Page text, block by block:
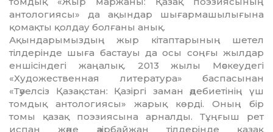
антологиясы» да ақындар шығар­машылығына
қомақты қолдау болғаны анық.
Ақындарымыздың жыр кі­тап­тарының шетел
тілдерінде шыға бастауы да осы соңғы жылдар
еншісіндегі жаңалық. 2013 жылы Мәскеудегі
«Художественная литература» баспасынан
«Тәуелсіз Қазақстан: Қазіргі заман әдебиетінің үш
томдық анто­логиясы» жарық көрді. Оның бір
томы қазақ поэзиясына арналды. Тұңғыш рет
испан және әзірбайжан тілдерінде қазақ